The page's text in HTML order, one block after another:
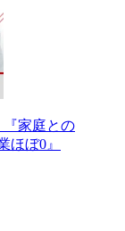
『家庭との
ほぼ0』